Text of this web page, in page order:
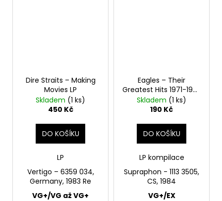
Dire Straits – Making
Movies LP
Skladem (1 ks)
450 Kč
DO KOŠÍKU
LP
Vertigo – 6359 034,
Germany, 1983 Re
VG+/VG až VG+
Eagles – Their
Greatest Hits 1971-1975
LP
Skladem (1 ks)
190 Kč
DO KOŠÍKU
LP kompilace
Supraphon - 1113 3505,
CS, 1984
VG+/EX